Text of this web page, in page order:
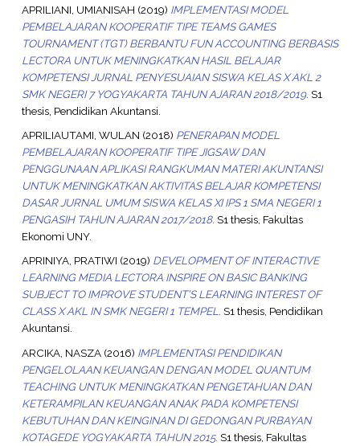
APRILIANI, UMIANISAH (2019) IMPLEMENTASI MODEL
PEMBELAJARAN KOOPERATIF TIPE TEAMS GAMES
TOURNAMENT (TGT) BERBANTU FUN ACCOUNTING BERBASIS
LECTORA UNTUK MENINGKATKAN HASIL BELAJAR
KOMPETENSI JURNAL PENYESUAIAN SISWA KELAS X AKL 2
SMK NEGERI 7 YOGYAKARTA TAHUN AJARAN 2018/2019. S1
thesis, Pendidikan Akuntansi.
APRILIAUTAMI, WULAN (2018) PENERAPAN MODEL
PEMBELAJARAN KOOPERATIF TIPE JIGSAW DAN
PENGGUNAAN APLIKASI RANGKUMAN MATERI AKUNTANSI
UNTUK MENINGKATKAN AKTIVITAS BELAJAR KOMPETENSI
DASAR JURNAL UMUM SISWA KELAS XI IPS 1 SMA NEGERI 1
PENGASIH TAHUN AJARAN 2017/2018. S1 thesis, Fakultas
Ekonomi UNY.
APRINIYA, PRATIWI (2019) DEVELOPMENT OF INTERACTIVE
LEARNING MEDIA LECTORA INSPIRE ON BASIC BANKING
SUBJECT TO IMPROVE STUDENT’S LEARNING INTEREST OF
CLASS X AKL IN SMK NEGERI 1 TEMPEL. S1 thesis, Pendidikan
Akuntansi.
ARCIKA, NASZA(2016) IMPLEMENTASI PENDIDIKAN
PENGELOLAAN KEUANGAN DENGAN MODEL QUANTUM
TEACHING UNTUK MENINGKATKAN PENGETAHUAN DAN
KETERAMPILAN KEUANGAN ANAK PADA KOMPETENSI
KEBUTUHAN DAN KEINGINAN DI GEDONGAN PURBAYAN
KOTAGEDE YOGYAKARTA TAHUN 2015. S1 thesis, Fakultas